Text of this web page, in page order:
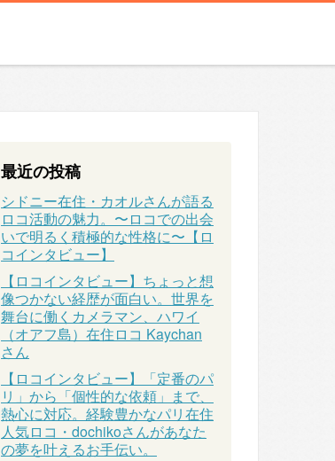
最近の投稿
シドニー在住・カオルさんが語る
ロコ活動の魅力。〜ロコでの出会
いで明るく積極的な性格に〜【ロ
コインタビュー】
【ロコインタビュー】ちょっと想
像つかない経歴が面白い。世界を
舞台に働くカメラマン、ハワイ
（オアフ島）在住ロコ Kaychan
さん
【ロコインタビュー】「定番のパ
リ」から「個性的な依頼」まで、
熱心に対応。経験豊かなパリ在住
人気ロコ・dochikoさんがあなた
の夢を叶えるお手伝い。